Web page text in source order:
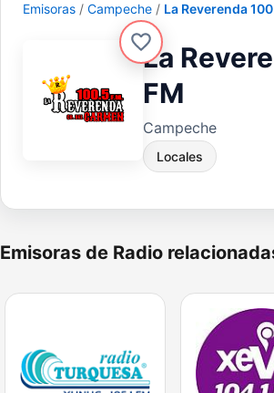
Emisoras Campeche La Reverenda
La
FM
Campeche
Locales
Emisoras de Radio